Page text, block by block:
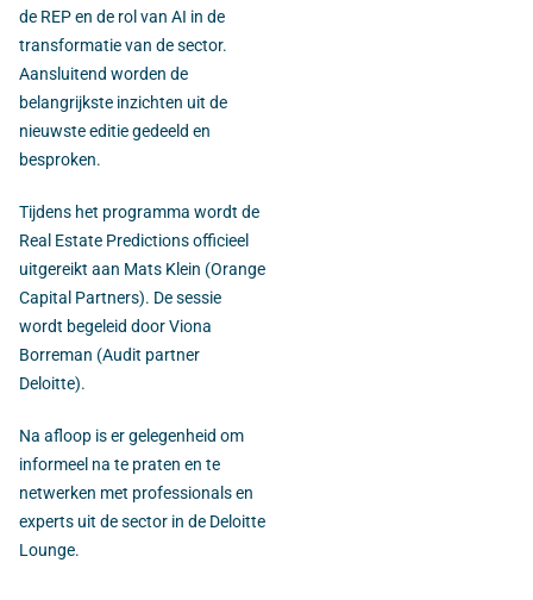
de REP en de rol van AI in de
transformatie van de sector.
Aansluitend worden de
belangrijkste inzichten uit de
nieuwste editie gedeeld en
besproken.
Tijdens het programma wordt de
Real Estate Predictions officieel
uitgereikt aan Mats Klein (Orange
Capital Partners). De sessie
wordt begeleid door Viona
Borreman (Audit partner
Deloitte).
Na afloop is er gelegenheid om
informeel na te praten en te
netwerken met professionals en
experts uit de sector in de Deloitte
Lounge.